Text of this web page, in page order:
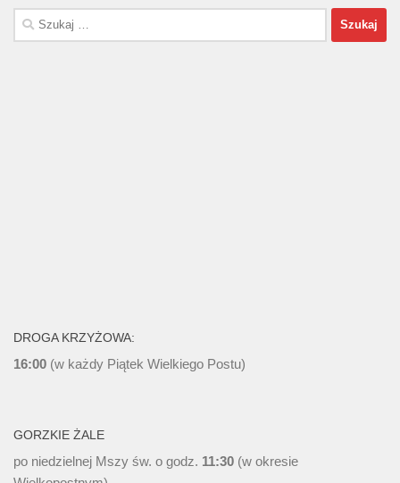
Szukaj:
DROGA KRZYŻOWA:
16:00 (w każdy Piątek Wielkiego Postu)
GORZKIE ŻALE
po niedzielnej Mszy św. o godz. 11:30 (w okresie